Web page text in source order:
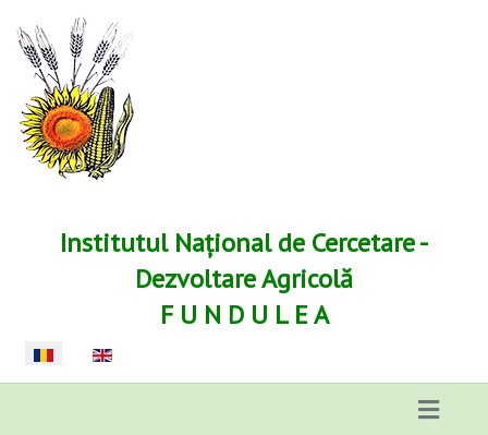
Institutul Național de Cercetare -
Dezvoltare Agricolă
F U N D U L E A
Selectați limba dvs